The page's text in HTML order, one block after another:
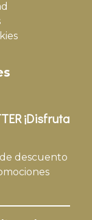
¡Disfruta
descuento